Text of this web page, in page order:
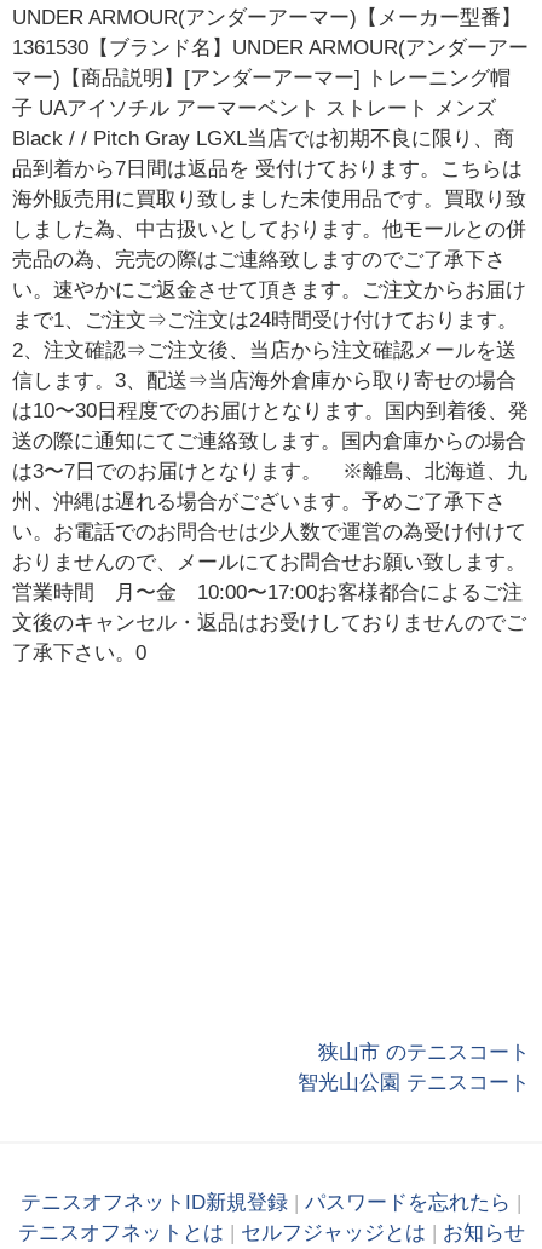
UNDER ARMOUR(アンダーアーマー)【メーカー型番】
1361530【ブランド名】UNDER ARMOUR(アンダーアー
マー)【商品説明】[アンダーアーマー] トレーニング帽
子 UAアイソチル アーマーベント ストレート メンズ
Black / / Pitch Gray LGXL当店では初期不良に限り、商
品到着から7日間は返品を 受付けております。こちらは
海外販売用に買取り致しました未使用品です。買取り致
しました為、中古扱いとしております。他モールとの併
売品の為、完売の際はご連絡致しますのでご了承下さ
い。速やかにご返金させて頂きます。ご注文からお届け
まで1、ご注文⇒ご注文は24時間受け付けております。
2、注文確認⇒ご注文後、当店から注文確認メールを送
信します。3、配送⇒当店海外倉庫から取り寄せの場合
は10〜30日程度でのお届けとなります。国内到着後、発
送の際に通知にてご連絡致します。国内倉庫からの場合
は3〜7日でのお届けとなります。 ※離島、北海道、九
州、沖縄は遅れる場合がございます。予めご了承下さ
い。お電話でのお問合せは少人数で運営の為受け付けて
おりませんので、メールにてお問合せお願い致します。
営業時間 月〜金 10:00〜17:00お客様都合によるご注
文後のキャンセル・返品はお受けしておりませんのでご
了承下さい。0
狭山市 のテニスコート
智光山公園 テニスコート
テニスオフネットID新規登録 | パスワードを忘れたら |
テニスオフネットとは | セルフジャッジとは | お知らせ